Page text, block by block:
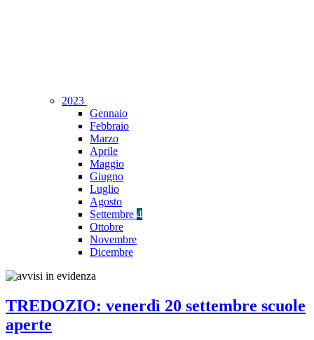
2023
Gennaio
Febbraio
Marzo
Aprile
Maggio
Giugno
Luglio
Agosto
Settembre 4
Ottobre
Novembre
Dicembre
TREDOZIO: venerdì 20 settembre scuole
aperte